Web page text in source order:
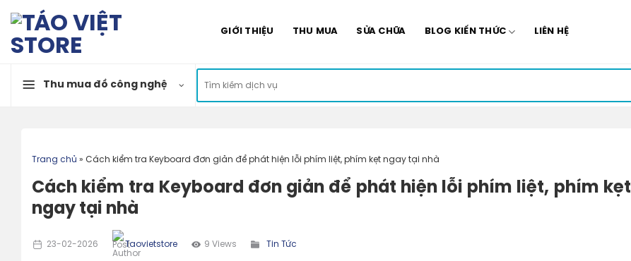
content
GIỚI THIỆU THU MUA SỬA CHỮA BLOG KIẾN THỨC LIÊN HỆ
Thu mua đồ công nghệ
kiếm:
Trang chủ » Cách kiểm tra Keyboard đơn giản để phát hiện lỗi phím liệt, phím kẹt ngay tại nhà
Cách kiểm tra Keyboard đơn giản để phát hiện lỗi phím liệt, phím kẹt
ngay tại nhà
23-02-2026 Taovietstore 9 Views Tin Tức